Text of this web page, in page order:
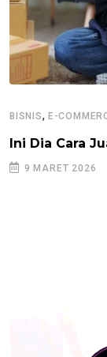
BISNIS, E-
Ini Dia Cara
9 MARET 2026